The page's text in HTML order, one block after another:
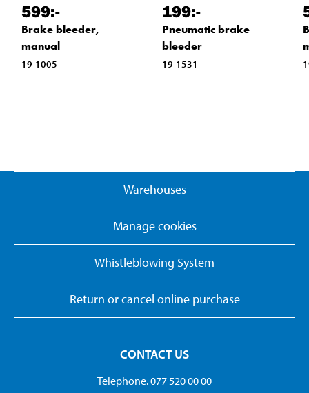
599:-
Brake bleeder,
manual
19-1005
199:-
Pneumatic brake
bleeder
19-1531
Warehouses
Manage cookies
Whistleblowing System
Return or cancel online purchase
CONTACT US
Telephone. 077 520 00 00